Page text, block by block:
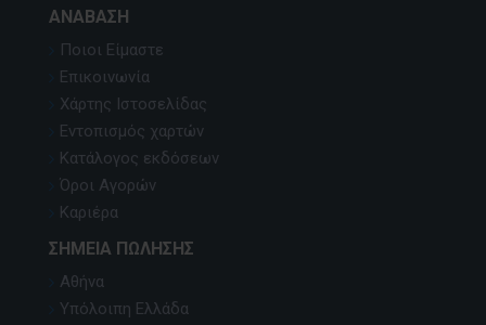
ΑΝΆΒΑΣΗ
Ποιοι Είμαστε
Επικοινωνία
Χάρτης Ιστοσελίδας
Εντοπισμός χαρτών
Κατάλογος εκδόσεων
Όροι Αγορών
Καριέρα
ΣΗΜΕΊΑ ΠΏΛΗΣΗΣ
Αθήνα
Υπόλοιπη Ελλάδα